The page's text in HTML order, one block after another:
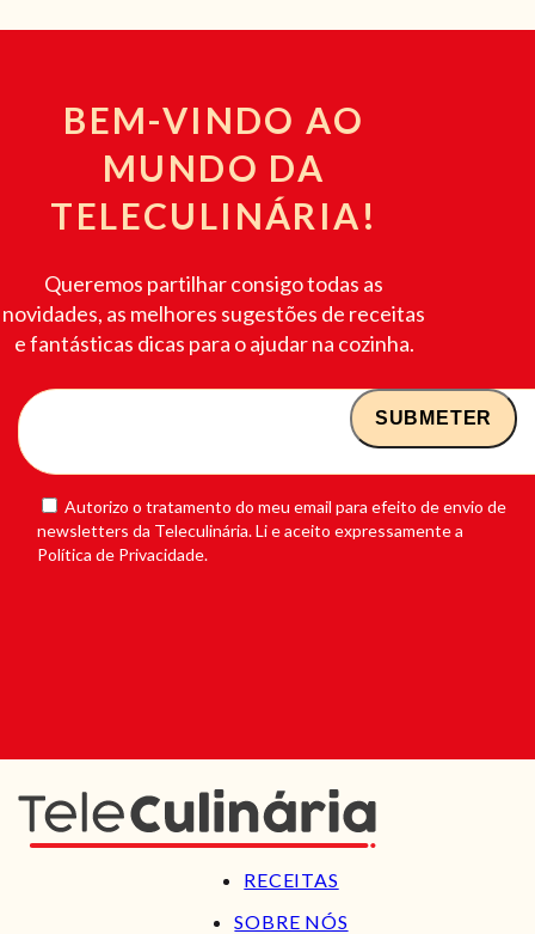
BEM-VINDO AO
MUNDO DA
TELECULINÁRIA!
Queremos partilhar consigo todas as
novidades, as melhores sugestões de receitas
e fantásticas dicas para o ajudar na cozinha.
Autorizo o tratamento do meu email para efeito de envio de
newsletters da Teleculinária. Li e aceito expressamente a
Política de Privacidade.
RECEITAS
SOBRE NÓS